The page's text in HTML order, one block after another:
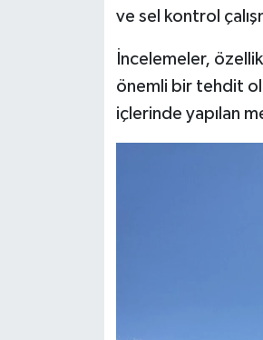
ve sel kontrol
İncelemeler,
önemli bir tehdit
içlerinde yapılan